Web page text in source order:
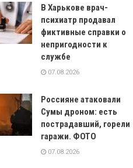
В Харькове врач-
психиатр продавал
фиктивные справки о
непригодности к
службе
07.08.2026
Россияне атаковали
Сумы дроном: есть
пострадавший, горели
гаражи. ФОТО
07.08.2026